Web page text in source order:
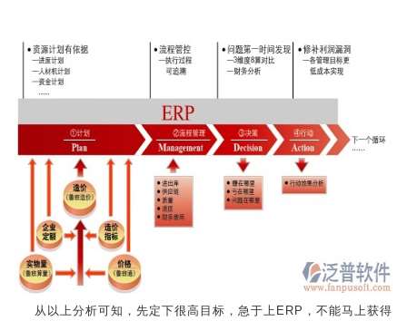
从以上分析可知，先定下很高目标，急于上ERP，不能马上获得